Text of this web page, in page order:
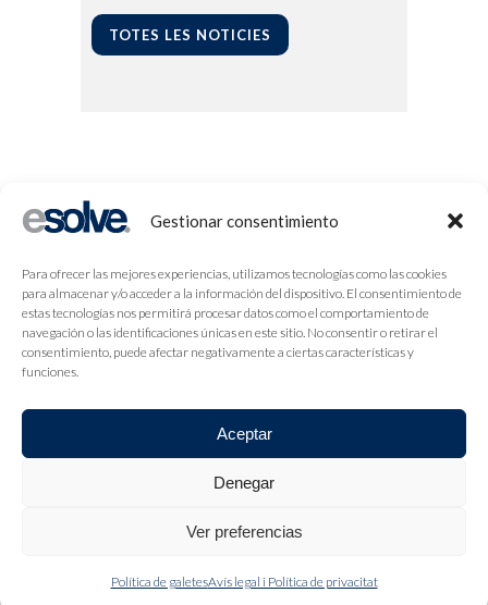
Gestionar consentimiento
Para ofrecer las mejores experiencias, utilizamos tecnologías como las cookies
para almacenar y/o acceder a la información del dispositivo. El consentimiento de
estas tecnologías nos permitirá procesar datos como el comportamiento de
navegación o las identificaciones únicas en este sitio. No consentir o retirar el
consentimiento, puede afectar negativamente a ciertas características y
funciones.
Aceptar
Denegar
Ver preferencias
Política de galetesAvís legal i Política de privacitat
TOTES LES NOTICIES